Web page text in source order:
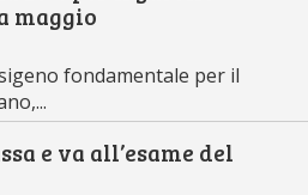
maggio
fondamentale per il
e va all’esame del